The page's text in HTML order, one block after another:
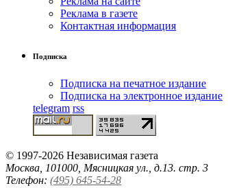
Реклама в газете
Контактная информация
Подписка
Подписка на печатное издание
Подписка на электронное издание
telegram rss
© 1997-2026 Независимая газета
Москва, 101000, Мясницкая ул., д.13. стр. 3
Телефон: (495) 645-54-28